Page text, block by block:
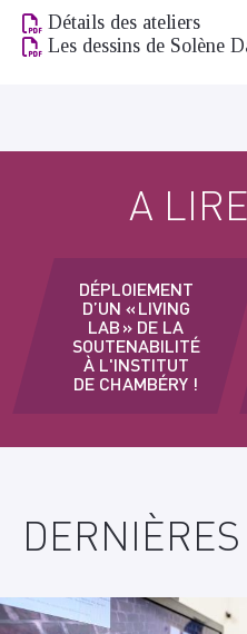
Détails des ateliers
Les dessins de Solène
A
DÉPLOIEMENT
D’UN « LIVING
LAB » DE LA
SOUTENABILITÉ
À L'INSTITUT
DE CHAMBÉRY !